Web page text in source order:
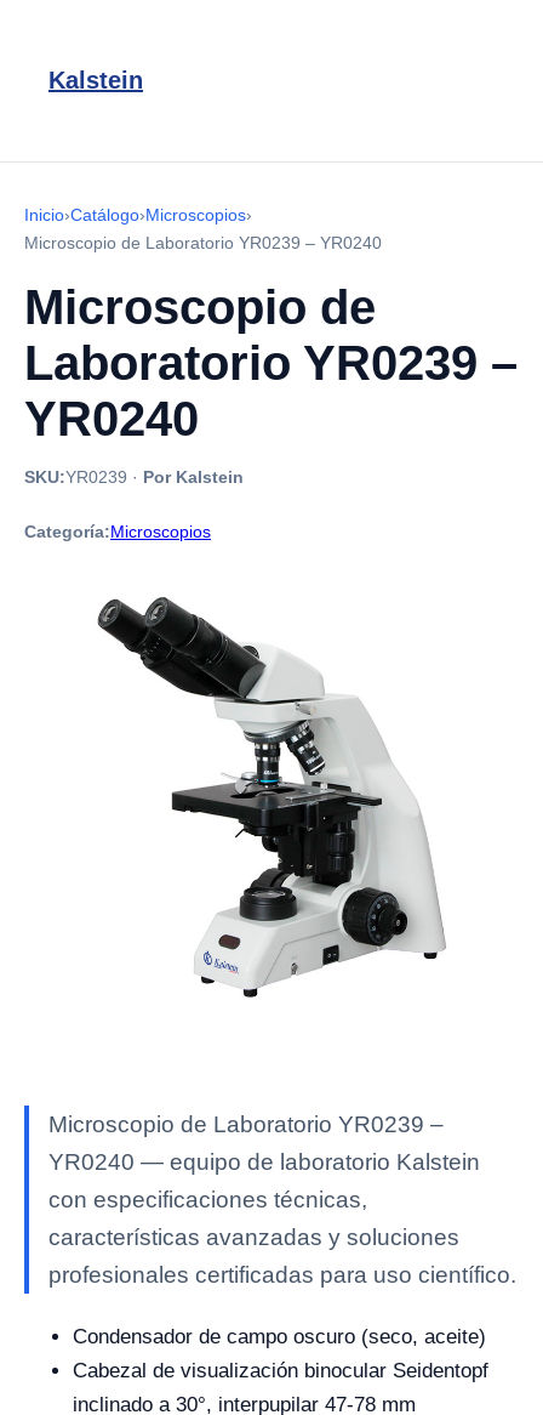
Kalstein
Inicio›Catálogo›Microscopios›
Microscopio de Laboratorio YR0239 – YR0240
Microscopio de
Laboratorio YR0239 –
YR0240
SKU:YR0239 · Por Kalstein
Categoría:Microscopios
Microscopio de Laboratorio YR0239 –
YR0240 — equipo de laboratorio Kalstein
con especificaciones técnicas,
características avanzadas y soluciones
profesionales certificadas para uso científico.
Condensador de campo oscuro (seco, aceite)
Cabezal de visualización binocular Seidentopf
inclinado a 30°, interpupilar 47-78 mm